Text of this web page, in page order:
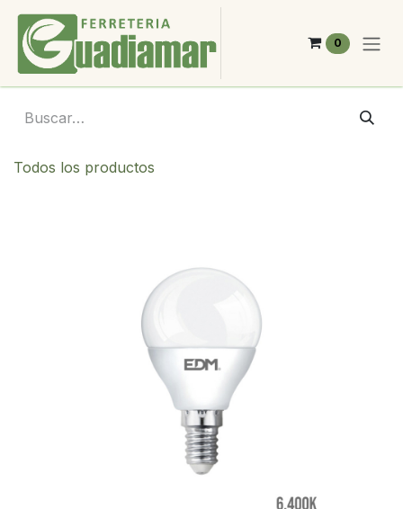
Ir al contenido
0
Todos los productos